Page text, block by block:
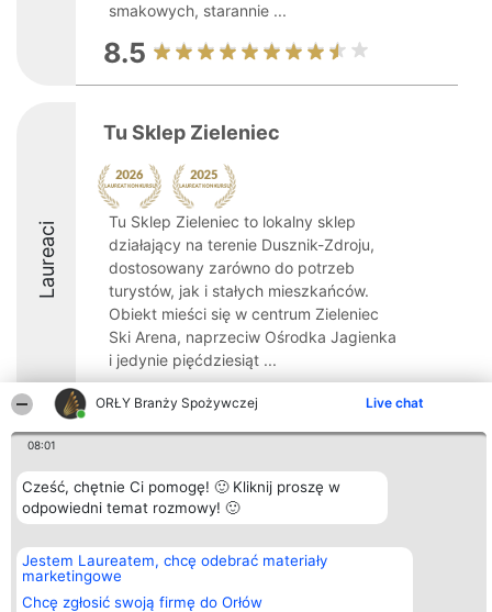
ORŁY Branży Spożywczej Live chat
08:01
Cześć, chętnie Ci pomogę! 🙂 Kliknij proszę w
odpowiedni temat rozmowy! 🙂
Jestem Laureatem, chcę odebrać materiały
marketingowe
Chcę zgłosić swoją firmę do Orłów
smakowych, starannie ...
8.5
Laureaci
Tu Sklep Zieleniec
Tu Sklep Zieleniec to lokalny sklep
działający na terenie Dusznik-Zdroju,
dostosowany zarówno do potrzeb
turystów, jak i stałych mieszkańców.
Obiekt mieści się w centrum Zieleniec
Ski Arena, naprzeciw Ośrodka Jagienka
i jedynie pięćdziesiąt ...
8.4
Organizator plebiscytu
Bright Side Solutions sp. z o.
o. sp. k.
ul. Ruska 22
KRS 0000749100 | Regon
381313360 | NIP 8943132676
Plebiscyt
Laureaci
Lista
wszystkich
Zasady
Polityka
Kontakt